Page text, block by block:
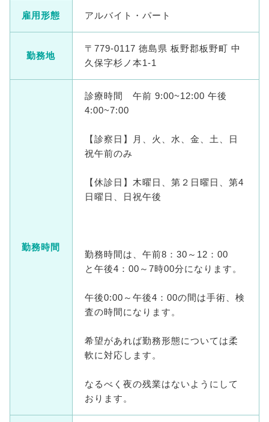
雇用形態 アルバイト・パート
勤務地
〒779-0117 徳島県 板野郡板野町 中
久保字杉ノ本1-1
勤務時間
診療時間 午前 9:00~12:00 午後
4:00~7:00
【診察日】月、火、水、金、土、日
祝午前のみ
【休診日】木曜日、第２日曜日、第4
日曜日、日祝午後
勤務時間は、午前8：30～12：00
と午後4：00～7時00分になります。
午後0:00～午後4：00の間は手術、検
査の時間になります。
希望があれば勤務形態については柔
軟に対応します。
なるべく夜の残業はないようにして
おります。